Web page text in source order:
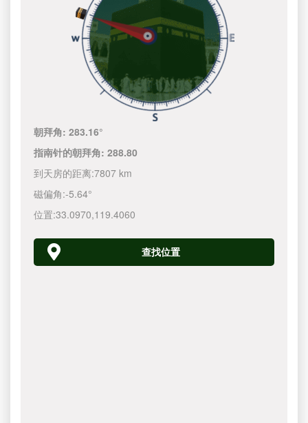
朝拜角:283.16°
指南针的朝拜角:288.80
到天房的距离:7807 km
磁偏角:-5.64°
位置:33.0970,119.4060
查找位置